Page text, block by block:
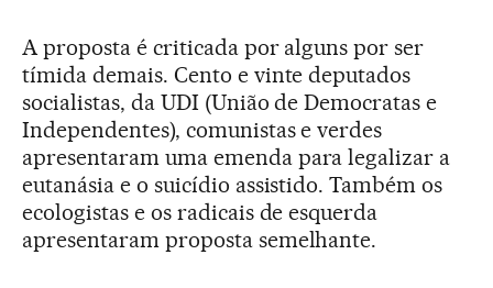
A proposta é criticada por alguns por ser
tímida demais. Cento e vinte deputados
socialistas, da UDI (União de Democratas e
Independentes), comunistas e verdes
apresentaram uma emenda para legalizar a
eutanásia e o suicídio assistido. Também os
ecologistas e os radicais de esquerda
apresentaram proposta semelhante.